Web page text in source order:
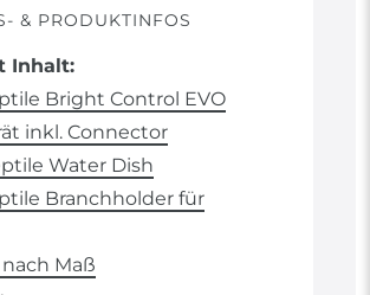
& PRODUKTINFOS
Inhalt:
Bright Control EVO
inkl. Connector
Water Dish
Branchholder für
Maß